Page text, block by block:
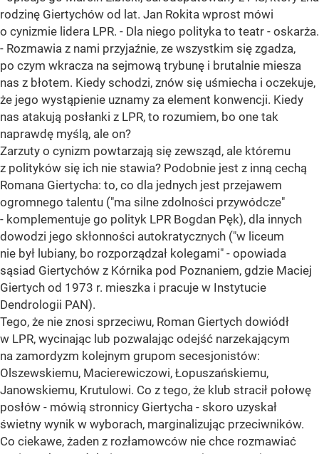
rodzinę Giertychów od lat. Jan Rokita wprost mówi
o cynizmie lidera LPR. - Dla niego polityka to teatr - oskarża.
- Rozmawia z nami przyjaźnie, ze wszystkim się zgadza,
po czym wkracza na sejmową trybunę i brutalnie miesza
nas z błotem. Kiedy schodzi, znów się uśmiecha i oczekuje,
że jego wystąpienie uznamy za element konwencji. Kiedy
nas atakują posłanki z LPR, to rozumiem, bo one tak
naprawdę myślą, ale on?
Zarzuty o cynizm powtarzają się zewsząd, ale któremu
z polityków się ich nie stawia? Podobnie jest z inną cechą
Romana Giertycha: to, co dla jednych jest przejawem
ogromnego talentu ("ma silne zdolności przywódcze"
- komplementuje go polityk LPR Bogdan Pęk), dla innych
dowodzi jego skłonności autokratycznych ("w liceum
nie był lubiany, bo rozporządzał kolegami" - opowiada
sąsiad Giertychów z Kórnika pod Poznaniem, gdzie Maciej
Giertych od 1973 r. mieszka i pracuje w Instytucie
Dendrologii PAN).
Tego, że nie znosi sprzeciwu, Roman Giertych dowiódł
w LPR, wycinając lub pozwalając odejść narzekającym
na zamordyzm kolejnym grupom secesjonistów:
Olszewskiemu, Macierewiczowi, Łopuszańskiemu,
Janowskiemu, Krutulowi. Co z tego, że klub stracił połowę
posłów - mówią stronnicy Giertycha - skoro uzyskał
świetny wynik w wyborach, marginalizując przeciwników.
Co ciekawe, żaden z rozłamowców nie chce rozmawiać